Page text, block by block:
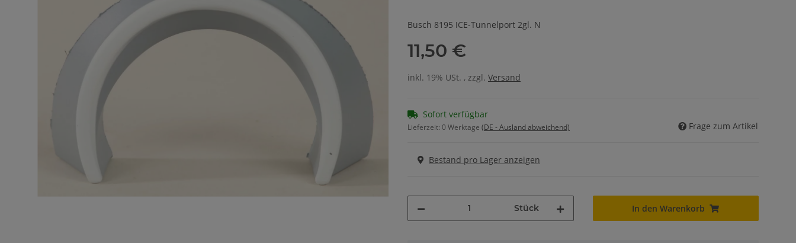
Busch 8195 ICE-Tunnelport 2gl. N
11,50 €
inkl. 19% USt. , zzgl. Versand
Sofort verfügbar
Lieferzeit: 0 Werktage (DE - Ausland abweichend) Frage zum Artikel
Bestand pro Lager anzeigen
Stück In den Warenkorb